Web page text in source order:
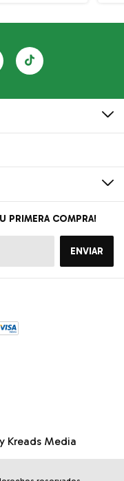
PRIMERA COMPRA!
Kreads Media